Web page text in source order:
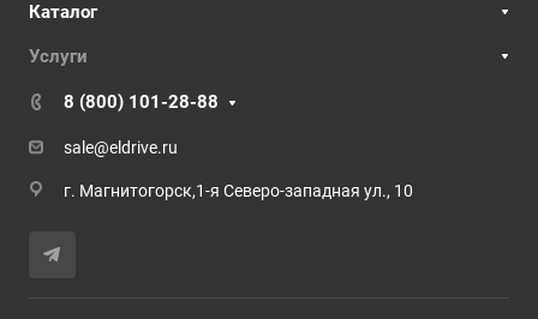
Каталог
Услуги
8 (800) 101-28-88
sale@eldrive.ru
г. Магнитогорск,1-я Северо-западная ул., 10